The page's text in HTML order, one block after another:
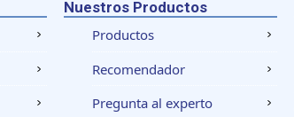
Nuestros Productos
Productos
Recomendador
Pregunta al experto